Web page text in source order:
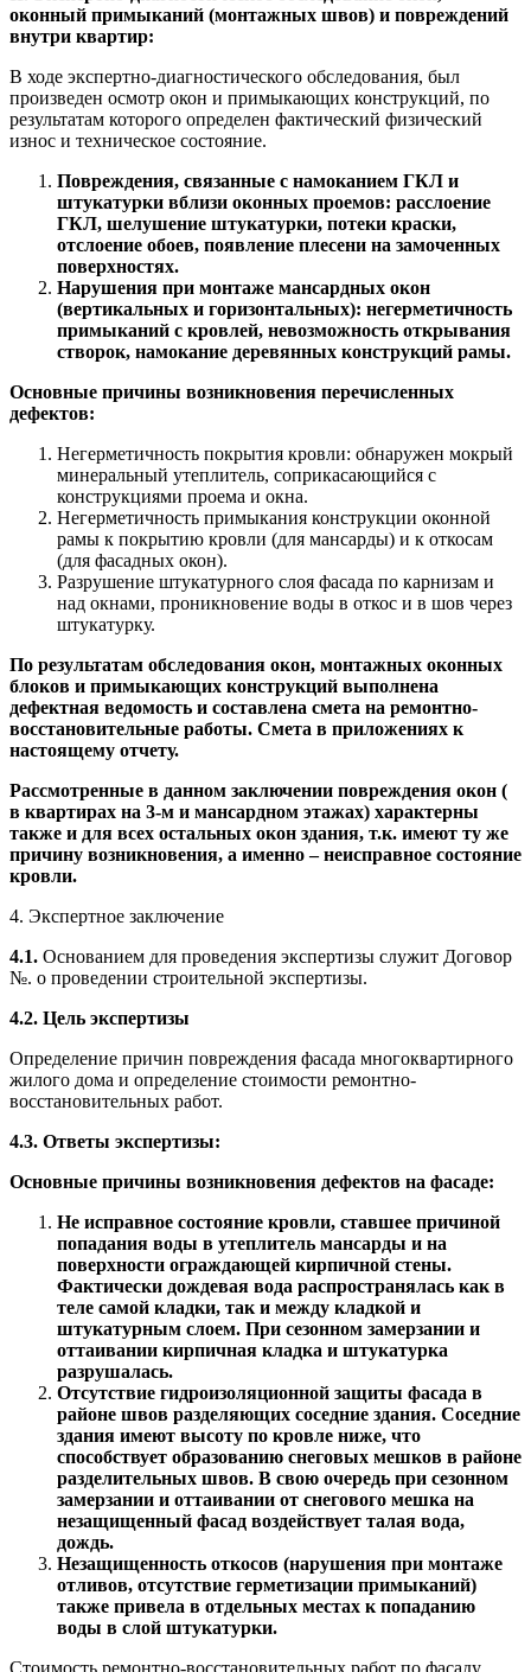
оконный примыканий (монтажных швов) и повреждений
внутри квартир:
В ходе экспертно-диагностического обследования, был
произведен осмотр окон и примыкающих конструкций, по
результатам которого определен фактический физический
износ и техническое состояние.
Повреждения, связанные с намоканием ГКЛ и
штукатурки вблизи оконных проемов: расслоение
ГКЛ, шелушение штукатурки, потеки краски,
отслоение обоев, появление плесени на замоченных
поверхностях.
Нарушения при монтаже мансардных окон
(вертикальных и горизонтальных): негерметичность
примыканий с кровлей, невозможность открывания
створок, намокание деревянных конструкций рамы.
Основные причины возникновения перечисленных
дефектов:
Негерметичность покрытия кровли: обнаружен мокрый
минеральный утеплитель, соприкасающийся с
конструкциями проема и окна.
Негерметичность примыкания конструкции оконной
рамы к покрытию кровли (для мансарды) и к откосам
(для фасадных окон).
Разрушение штукатурного слоя фасада по карнизам и
над окнами, проникновение воды в откос и в шов через
штукатурку.
По результатам обследования окон, монтажных оконных
блоков и примыкающих конструкций выполнена
дефектная ведомость и составлена смета на ремонтно-
восстановительные работы. Смета в приложениях к
настоящему отчету.
Рассмотренные в данном заключении повреждения окон (
в квартирах на 3-м и мансардном этажах) характерны
также и для всех остальных окон здания, т.к. имеют ту же
причину возникновения, а именно – неисправное состояние
кровли.
4. Экспертное заключение
4.1. Основанием для проведения экспертизы служит Договор
№. о проведении строительной экспертизы.
4.2. Цель экспертизы
Определение причин повреждения фасада многоквартирного
жилого дома и определение стоимости ремонтно-
восстановительных работ.
4.3. Ответы экспертизы:
Основные причины возникновения дефектов на фасаде:
Не исправное состояние кровли, ставшее причиной
попадания воды в утеплитель мансарды и на
поверхности ограждающей кирпичной стены.
Фактически дождевая вода распространялась как в
теле самой кладки, так и между кладкой и
штукатурным слоем. При сезонном замерзании и
оттаивании кирпичная кладка и штукатурка
разрушалась.
Отсутствие гидроизоляционной защиты фасада в
районе швов разделяющих соседние здания. Соседние
здания имеют высоту по кровле ниже, что
способствует образованию снеговых мешков в районе
разделительных швов. В свою очередь при сезонном
замерзании и оттаивании от снегового мешка на
незащищенный фасад воздействует талая вода,
дождь.
Незащищенность откосов (нарушения при монтаже
отливов, отсутствие герметизации примыканий)
также привела в отдельных местах к попаданию
воды в слой штукатурки.
Стоимость ремонтно-восстановительных работ по фасаду